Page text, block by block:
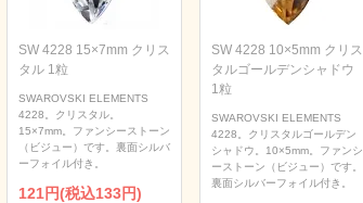
SW 4228 15×7mm クリス
タル 1粒
SWAROVSKI ELEMENTS
4228。クリスタル。
15×7mm。ファンシーストーン
（ビジュー）です。裏面シルバ
ーフォイル付き。
121円(税込133円)
SW 4228 10×5mm クリス
タルゴールデンシャドウ
1粒
SWAROVSKI ELEMENTS
4228。クリスタルゴールデン
シャドウ。10×5mm。ファンシ
ーストーン（ビジュー）です。
裏面シルバーフォイル付き。